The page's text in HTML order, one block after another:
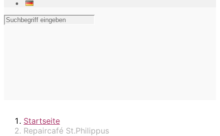
Startseite
Repaircafé St.Philippus